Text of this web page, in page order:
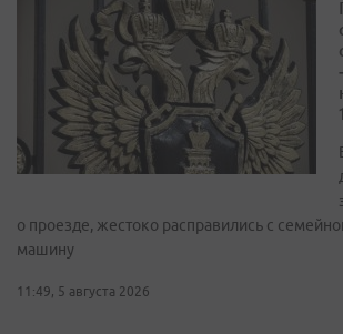
о проезде, жестоко расправились с
машину
11:49, 5 августа 2026